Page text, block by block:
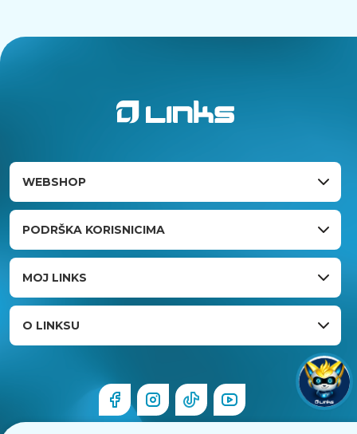
WEBSHOP
PODRŠKA KORISNICIMA
MOJ LINKS
O LINKSU